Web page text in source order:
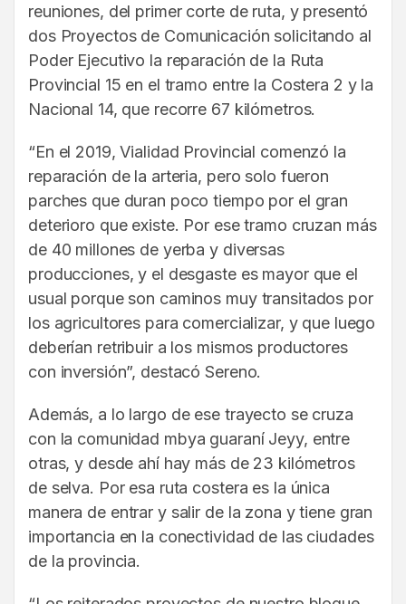
reuniones, del primer corte de ruta, y presentó
dos Proyectos de Comunicación solicitando al
Poder Ejecutivo la reparación de la Ruta
Provincial 15 en el tramo entre la Costera 2 y la
Nacional 14, que recorre 67 kilómetros.
“En el 2019, Vialidad Provincial comenzó la
reparación de la arteria, pero solo fueron
parches que duran poco tiempo por el gran
deterioro que existe. Por ese tramo cruzan más
de 40 millones de yerba y diversas
producciones, y el desgaste es mayor que el
usual porque son caminos muy transitados por
los agricultores para comercializar, y que luego
deberían retribuir a los mismos productores
con inversión”, destacó Sereno.
Además, a lo largo de ese trayecto se cruza
con la comunidad mbya guaraní Jeyy, entre
otras, y desde ahí hay más de 23 kilómetros
de selva. Por esa ruta costera es la única
manera de entrar y salir de la zona y tiene gran
importancia en la conectividad de las ciudades
de la provincia.